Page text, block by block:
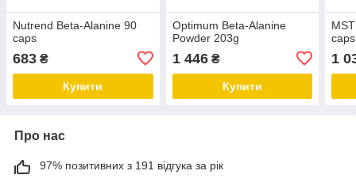
Nutrend Beta-Alanine 90
caps
683 ₴
Купити
Optimum Beta-Alanine
Powder 203g
1 446₴
Купити
caps
1
Про нас
97% позитивних з 191 відгука за рік